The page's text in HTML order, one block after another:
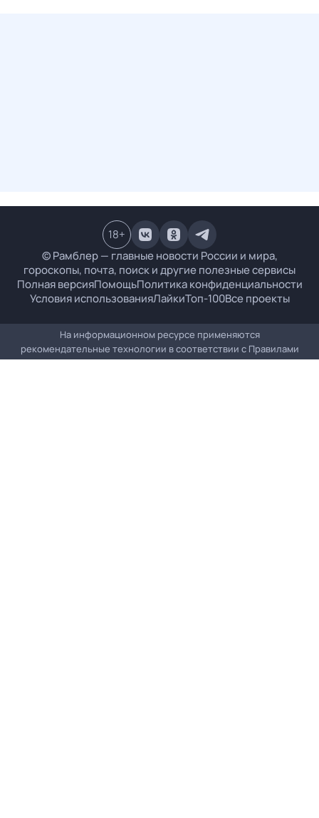
© Рамблер — главные новости России и мира,
гороскопы, почта, поиск и другие полезные сервисы
Полная версияПомощьПолитика конфиденциальности
Условия использованияЛайкиТоп-100Все проекты
18+
На информационном ресурсе применяются
рекомендательные технологии в соответствии с Правилами